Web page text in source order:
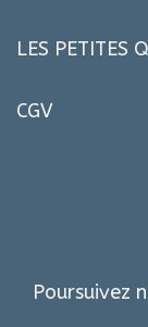
LES PETITES
CGV
Poursuivez